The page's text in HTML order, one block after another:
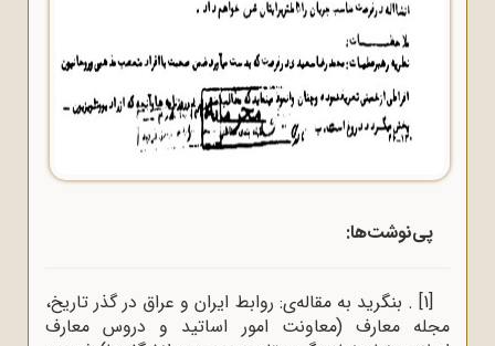
پی‌‌نوشت‌ها:
[1] . بنگرید به مقاله‌ی: روابط ایران و عراق در گذر تاریخ،
مجله معارف (معاونت امور اساتید و دروس معارف